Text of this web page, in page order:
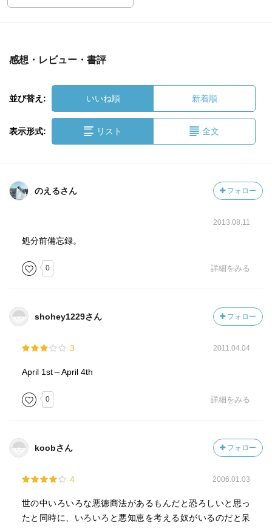
感想・レビュー・書評
並び替え: いいね順 新着順
表示形式: リスト 全文
のえるさん フォロー
2013.08.11
処分前備忘録。
0 詳細をみる
shohey1229さん フォロー
3 2011.04.04
April 1st～April 4th
0 詳細をみる
koobさん フォロー
4 2006.01.03
世の中いろいろな悪徳商法があるもんだと恐ろしいと思っ
たと同時に、いろいろと悪知恵を考える奴がいるのだと呆